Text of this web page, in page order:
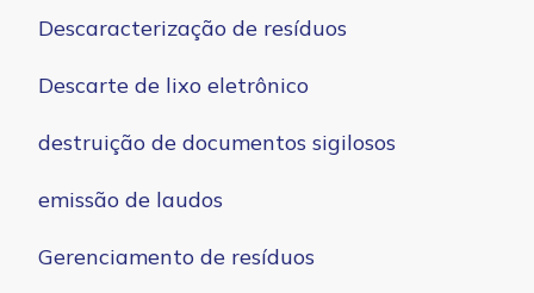
Descaracterização de resíduos
Descarte de lixo eletrônico
destruição de documentos sigilosos
emissão de laudos
Gerenciamento de resíduos